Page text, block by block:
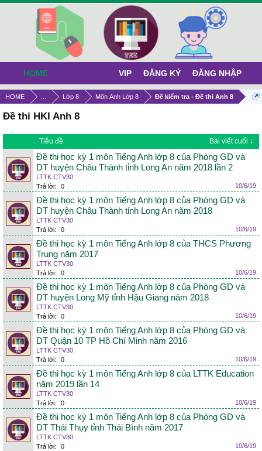
HOME Lớp 8 Môn Anh Lớp 8 Đề kiểm tra - Đề thi Anh 8
Đề thi HKI Anh 8
Tiêu đề Bài viết cuối ↓
Đề thi học kỳ 1 môn Tiếng Anh lớp 8 của Phòng GD và
DT huyện Châu Thành tỉnh Long An năm 2018 lần 2
LTTK CTV30
Trả lời:
0 10/6/19
Đề thi học kỳ 1 môn Tiếng Anh lớp 8 của Phòng GD và
DT huyện Châu Thành tỉnh Long An năm 2018
LTTK CTV30
Trả lời:
0 10/6/19
Đề thi học kỳ 1 môn Tiếng Anh lớp 8 của THCS Phương
Trung năm 2017
LTTK CTV30
Trả lời:
0 10/6/19
Đề thi học kỳ 1 môn Tiếng Anh lớp 8 của Phòng GD và
DT huyện Long Mỹ tỉnh Hậu Giang năm 2018
LTTK CTV30
Trả lời:
0 10/6/19
Đề thi học kỳ 1 môn Tiếng Anh lớp 8 của Phòng GD và
DT Quận 10 TP Hồ Chí Minh năm 2016
LTTK CTV30
Trả lời:
0 10/6/19
Đề thi học kỳ 1 môn Tiếng Anh lớp 8 của LTTK Education
năm 2019 lần 14
LTTK CTV30
Trả lời:
0 10/6/19
Đề thi học kỳ 1 môn Tiếng Anh lớp 8 của Phòng GD và
DT Thái Thụy tỉnh Thái Bình năm 2017
LTTK CTV30
Trả lời:
0 10/6/19
HOME VIP ĐĂNG KÝ ĐĂNG NHẬP